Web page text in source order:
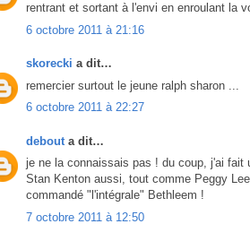
rentrant et sortant à l'envi en enroulant la
6 octobre 2011 à 21:16
skorecki a dit…
remercier surtout le jeune ralph sharon ...
6 octobre 2011 à 22:27
debout a dit…
je ne la connaissais pas ! du coup, j'ai fait
Stan Kenton aussi, tout comme Peggy
commandé "l'intégrale" Bethleem !
7 octobre 2011 à 12:50